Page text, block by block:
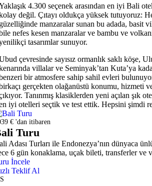
4.300 seçenek arasından en iyi Bali
değil. Çıtayı oldukça yüksek tutuyoruz:
manzaralar sunan bu adada, basit
nefes kesen manzaralar ve bambu ve
tasarımlar sunuyor.
çevresinde sayısız ormanlık saklı köşe,
villalar ve Seminyak’tan Kuta’ya
bir atmosfere sahip sahil evleri
gerçekten olağanüstü konumu, hizmeti
Tanınmış klasiklerden yeni açılan şık
iyi otelleri seçtik ve test ettik. Hepsini şimdi
€ 'dan itibaren
Turu
Adası Turları ile Endonezya’nın dünyaca
6 gün konaklama, uçak bileti, transferler ve
İncele
Teklif Al